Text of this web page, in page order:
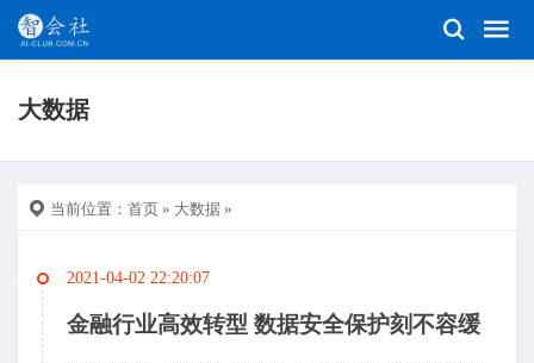
大数据
当前位置： 首页 » 大数据 »
2021-04-02 22:20:07
金融行业高效转型 数据安全保护刻不容缓